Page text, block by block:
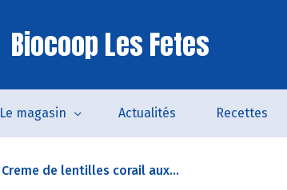
Biocoop Les Fetes
Le magasin Actualités Recettes
Creme de lentilles corail aux...